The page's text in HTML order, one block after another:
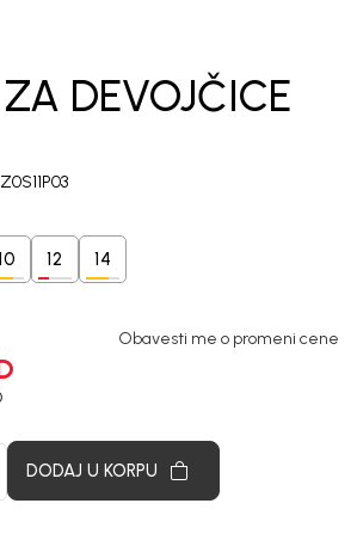
DEVOJČICE
12 14
Obavesti me o promeni cene
DODAJ U KORPU